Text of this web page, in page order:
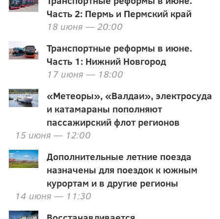
Часть 2: Пермь и Пермский край
18 июня — 20:00
Транспортные реформы в июне.
Часть 1: Нижний Новгород
17 июня — 18:00
«Метеоры», «Валдаи», электросуда
и катамараны пополняют
пассажирский флот регионов
15 июня — 12:00
Дополнительные летние поезда
назначены для поездок к южным
курортам и в другие регионы
14 июня — 11:30